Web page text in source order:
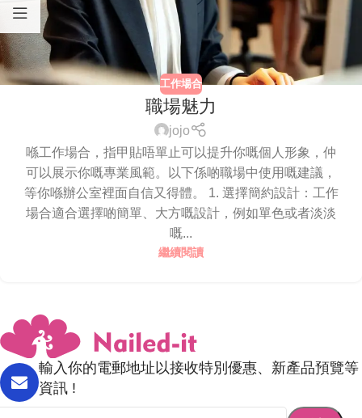
工作場合
職場魅力
jojo
喺工作場合，指甲貼唔單止可以提升你嘅個人形象，仲
可以展示你嘅專業風範。以下係啲職場中使用嘅建議，
等你喺辦公室裡面自信又得體。 1. 選擇簡約設計：工作
場合適合選擇啲簡單、大方嘅設計，例如單色或者淡淡
嘅...
繼續閱讀
輸入你的電郵地址以接收特別優惠、新產品預覽等
資訊 !